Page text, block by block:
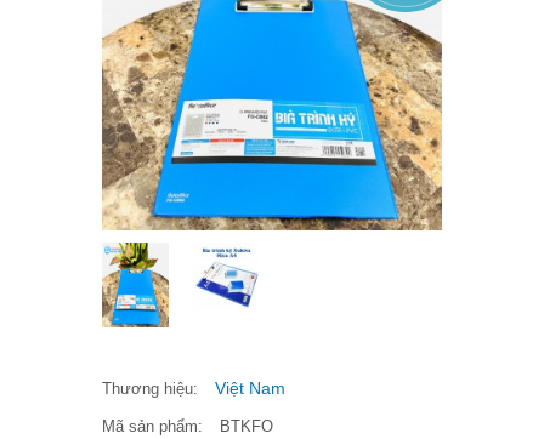
Thương hiệu: Việt Nam
Mã sản phẩm: BTKFO